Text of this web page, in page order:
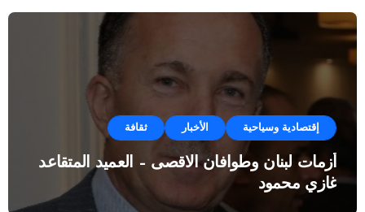
إقتصادية وسياحية الأخبار ثقافة
أزمات لبنان وطوافان الاقصى – العميد المتقاعد
غازي محمود